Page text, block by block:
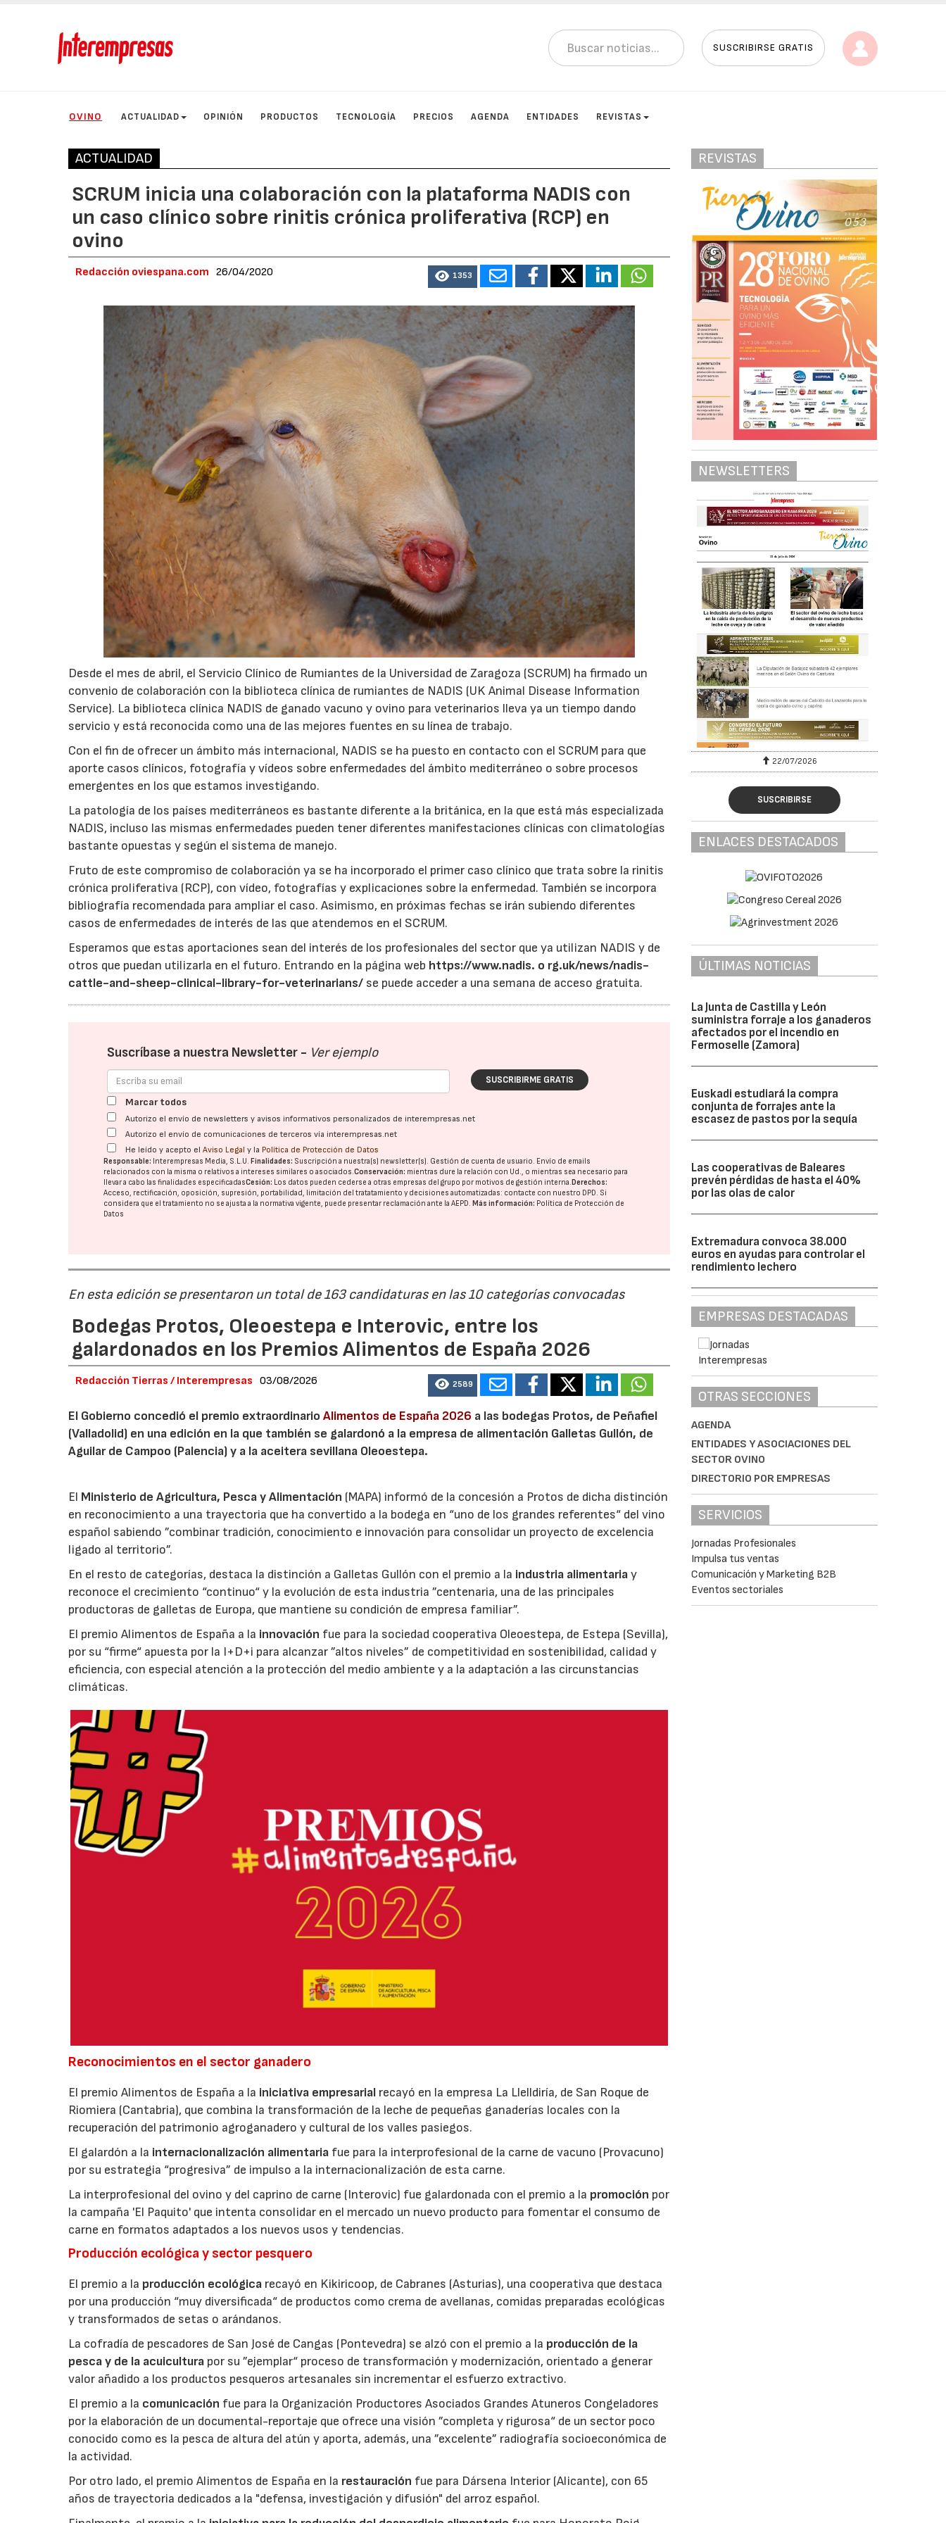
SUSCRIBIRSE GRATIS
OVINO ACTUALIDAD OPINIÓN PRODUCTOS TECNOLOGÍA PRECIOS AGENDA ENTIDADES REVISTAS
ACTUALIDAD
SCRUM inicia una colaboración con la plataforma NADIS con
un caso clínico sobre rinitis crónica proliferativa (RCP) en
ovino
Redacción oviespana.com 26/04/2020 1353
Desde el mes de abril, el Servicio Clínico de Rumiantes de la Universidad de Zaragoza (SCRUM) ha firmado un
convenio de colaboración con la biblioteca clínica de rumiantes de NADIS (UK Animal Disease Information
Service). La biblioteca clínica NADIS de ganado vacuno y ovino para veterinarios lleva ya un tiempo dando
servicio y está reconocida como una de las mejores fuentes en su línea de trabajo.
Con el fin de ofrecer un ámbito más internacional, NADIS se ha puesto en contacto con el SCRUM para que
aporte casos clínicos, fotografía y vídeos sobre enfermedades del ámbito mediterráneo o sobre procesos
emergentes en los que estamos investigando.
La patología de los países mediterráneos es bastante diferente a la británica, en la que está más especializada
NADIS, incluso las mismas enfermedades pueden tener diferentes manifestaciones clínicas con climatologías
bastante opuestas y según el sistema de manejo.
Fruto de este compromiso de colaboración ya se ha incorporado el primer caso clínico que trata sobre la rinitis
crónica proliferativa (RCP), con vídeo, fotografías y explicaciones sobre la enfermedad. También se incorpora
bibliografía recomendada para ampliar el caso. Asimismo, en próximas fechas se irán subiendo diferentes
casos de enfermedades de interés de las que atendemos en el SCRUM.
Esperamos que estas aportaciones sean del interés de los profesionales del sector que ya utilizan NADIS y de
otros que puedan utilizarla en el futuro. Entrando en la página web https://www.nadis. o rg.uk/news/nadis-
cattle-and-sheep-clinical-library-for-veterinarians/ se puede acceder a una semana de acceso gratuita.
Suscríbase a nuestra Newsletter - Ver ejemplo
SUSCRIBIRME GRATIS
Marcar todos
Autorizo el envío de newsletters y avisos informativos personalizados de interempresas.net
Autorizo el envío de comunicaciones de terceros vía interempresas.net
He leído y acepto elAviso Legal y la Política de Protección de Datos
Responsable: Interempresas Media, S.L.U.Finalidades: Suscripción a nuestra(s) newsletter(s). Gestión de cuenta de usuario. Envío de emails
relacionados con la misma o relativos a intereses similares o asociados.Conservación: mientras dure la relación con Ud., o mientras sea necesario para
llevar a cabo las finalidades especificadasCesión: Los datos pueden cederse a otras empresas del grupo por motivos de gestión interna.Derechos:
Acceso, rectificación, oposición, supresión, portabilidad, limitación del tratatamiento y decisiones automatizadas: contacte con nuestro DPD. Si
considera que el tratamiento no se ajusta a la normativa vigente, puede presentar reclamación ante laAEPD.Más información: Política de Protección de
Datos
En esta edición se presentaron un total de 163 candidaturas en las 10 categorías convocadas
Bodegas Protos, Oleoestepa e Interovic, entre los
galardonados en los Premios Alimentos de España 2026
Redacción Tierras / Interempresas 03/08/2026 2589
El Gobierno concedió el premio extraordinarioAlimentos de España 2026 a las bodegas Protos, de Peñafiel
(Valladolid) en una edición en la que también se galardonó a la empresa de alimentación Galletas Gullón, de
Aguilar de Campoo (Palencia) y a la aceitera sevillana Oleoestepa.
El Ministerio de Agricultura, Pesca y Alimentación (MAPA) informó de la concesión a Protos de dicha distinción
en reconocimiento a una trayectoria que ha convertido a la bodega en “uno de los grandes referentes“ del vino
español sabiendo ”combinar tradición, conocimiento e innovación para consolidar un proyecto de excelencia
ligado al territorio”.
En el resto de categorías, destaca la distinción a Galletas Gullón con el premio a la industria alimentariay
reconoce el crecimiento “continuo“ y la evolución de esta industria ”centenaria, una de las principales
productoras de galletas de Europa, que mantiene su condición de empresa familiar”.
El premio Alimentos de España a la innovación fue para la sociedad cooperativa Oleoestepa, de Estepa (Sevilla),
por su “firme“ apuesta por la I+D+i para alcanzar ”altos niveles” de competitividad en sostenibilidad, calidad y
eficiencia, con especial atención a la protección del medio ambiente y a la adaptación a las circunstancias
climáticas.
Reconocimientos en el sector ganadero
El premio Alimentos de España a la iniciativa empresarial recayó en la empresa La Llelldiría, de San Roque de
Riomiera (Cantabria), que combina la transformación de la leche de pequeñas ganaderías locales con la
recuperación del patrimonio agroganadero y cultural de los valles pasiegos.
El galardón a la internacionalización alimentaria fue para la interprofesional de la carne de vacuno (Provacuno)
por su estrategia “progresiva” de impulso a la internacionalización de esta carne.
La interprofesional del ovino y del caprino de carne (Interovic) fue galardonada con el premio a la promoción por
la campaña 'El Paquito' que intenta consolidar en el mercado un nuevo producto para fomentar el consumo de
carne en formatos adaptados a los nuevos usos y tendencias.
Producción ecológica y sector pesquero
El premio a la producción ecológica recayó en Kikiricoop, de Cabranes (Asturias), una cooperativa que destaca
por una producción “muy diversificada“ de productos como crema de avellanas, comidas preparadas ecológicas
y transformados de setas o arándanos.
La cofradía de pescadores de San José de Cangas (Pontevedra) se alzó con el premio a la producción de la
pesca y de la acuicultura por su ”ejemplar“ proceso de transformación y modernización, orientado a generar
valor añadido a los productos pesqueros artesanales sin incrementar el esfuerzo extractivo.
El premio a la comunicación fue para la Organización Productores Asociados Grandes Atuneros Congeladores
por la elaboración de un documental-reportaje que ofrece una visión ”completa y rigurosa“ de un sector poco
conocido como es la pesca de altura del atún y aporta, además, una ”excelente” radiografía socioeconómica de
la actividad.
Por otro lado, el premio Alimentos de España en la restauración fue para Dársena Interior (Alicante), con 65
años de trayectoria dedicados a la "defensa, investigación y difusión" del arroz español.
REVISTAS
NEWSLETTERS
22/07/2026
SUSCRIBIRSE
ENLACES DESTACADOS
ÚLTIMAS NOTICIAS
La Junta de Castilla y León
suministra forraje a los ganaderos
afectados por el incendio en
Fermoselle (Zamora)
Euskadi estudiará la compra
conjunta de forrajes ante la
escasez de pastos por la sequía
Las cooperativas de Baleares
prevén pérdidas de hasta el 40%
por las olas de calor
Extremadura convoca 38.000
euros en ayudas para controlar el
rendimiento lechero
EMPRESAS DESTACADAS
OTRAS SECCIONES
AGENDA
ENTIDADES Y ASOCIACIONES DEL
SECTOR OVINO
DIRECTORIO POR EMPRESAS
SERVICIOS
Jornadas Profesionales
Impulsa tus ventas
Comunicación y Marketing B2B
Eventos sectoriales